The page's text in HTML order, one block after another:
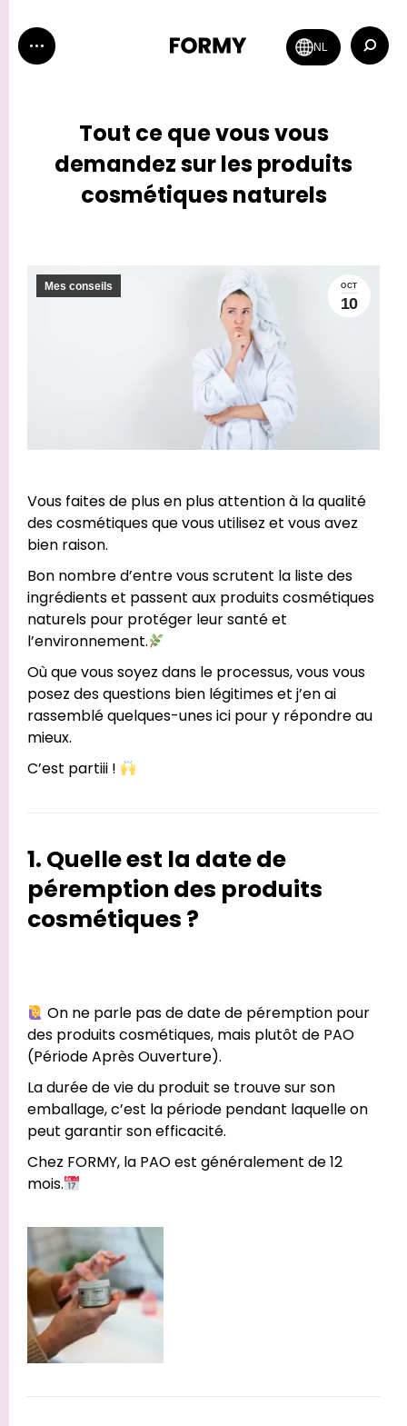
NL
:
Tout ce que vous vous
demandez sur les produits
cosmétiques naturels
OCT
10
Mes conseils
Vous faites de plus en plus attention à la qualité
des cosmétiques que vous utilisez et vous avez
bien raison.
Bon nombre d’entre vous scrutent la liste des
ingrédients et passent aux produits cosmétiques
naturels pour protéger leur santé et
l’environnement.
Où que vous soyez dans le processus, vous vous
posez des questions bien légitimes et j’en ai
rassemblé quelques-unes ici pour y répondre au
mieux.
C’est partiii !
1. Quelle est la date de
péremption des produits
cosmétiques ?
On ne parle pas de date de péremption pour
des produits cosmétiques, mais plutôt de PAO
(Période Après Ouverture).
La durée de vie du produit se trouve sur son
emballage, c’est la période pendant laquelle on
peut garantir son efficacité.
Chez FORMY, la PAO est généralement de 12
mois.